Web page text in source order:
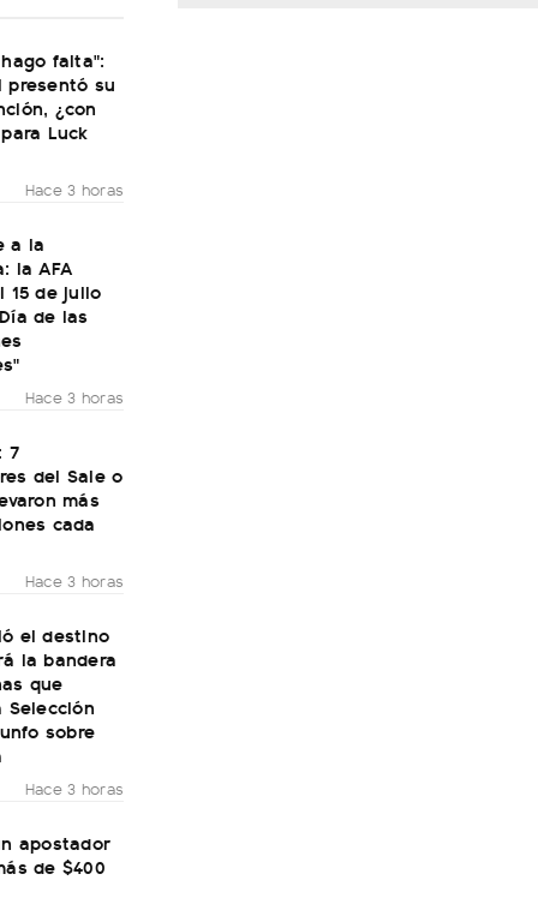
falta":
presentó su
¿con
Luck
Hace 3 horas
a la
la AFA
15 de julio
de las
Hace 3 horas
7
del Sale o
más
cada
Hace 3 horas
el destino
la bandera
que
sobre
Hace 3 horas
apostador
de $400